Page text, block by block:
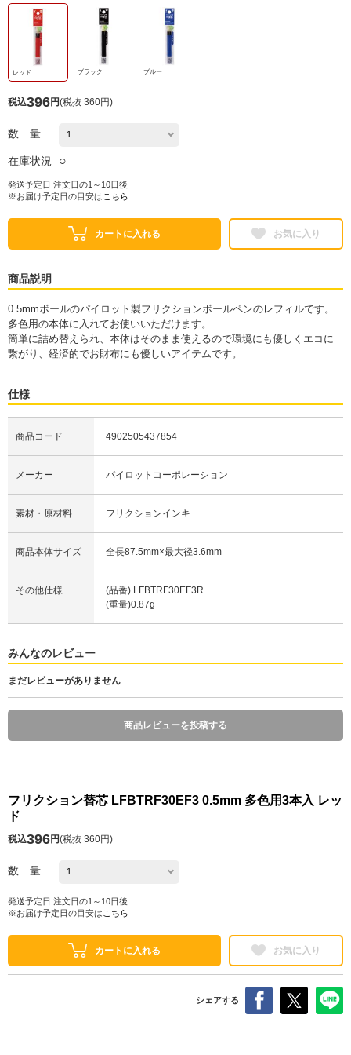
レッド ブラック ブルー
税込396円(税抜 360円)
数 量
在庫状況 ○
発送予定日 注文日の1～10日後
※お届け予定日の目安は こちら
カートに入れる お気に入り
商品説明
0.5mmボールのパイロット製フリクションボールペンのレフィルです。
多色用の本体に入れてお使いいただけます。
簡単に詰め替えられ、本体はそのまま使えるので環境にも優しくエコに
繋がり、経済的でお財布にも優しいアイテムです。
仕様
商品コード 4902505437854
メーカー パイロットコーポレーション
素材・原材料 フリクションインキ
商品本体サイズ 全長87.5mm×最大径3.6mm
その他仕様
(品番) LFBTRF30EF3R
(重量)0.87g
みんなのレビュー
まだレビューがありません
商品レビューを投稿する
フリクション替芯 LFBTRF30EF3 0.5mm 多色用3本入 レッ
ド
税込396円(税抜 360円)
数 量
発送予定日 注文日の1～10日後
※お届け予定日の目安は こちら
カートに入れる お気に入り
シェアする